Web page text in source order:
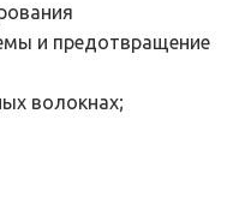
и предотвращение
волокнах;